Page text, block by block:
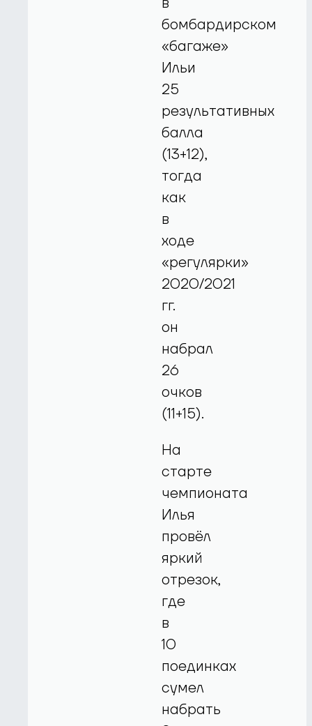
бомбардирском
«багаже»
Ильи
25
результативных
балла
(13+12),
тогда
как
в
ходе
«регулярки»
2020/2021
гг.
он
набрал
26
очков
(11+15).
На
старте
чемпионата
Илья
провёл
яркий
отрезок,
где
в
10
поединках
сумел
набрать